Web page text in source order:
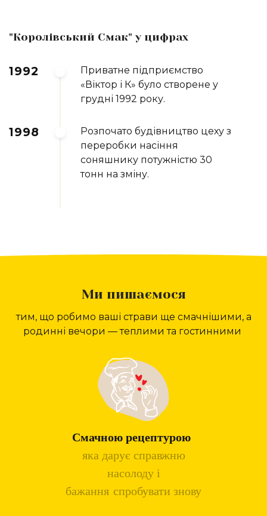
"Королівський Cмак" у цифрах
1992
Приватне підприємство
«Віктор і К» було створене у
грудні 1992 року.
1998
Розпочато будівництво цеху з
переробки насіння
соняшнику потужністю 30
тонн на зміну.
Ми пишаємося
тим, що робимо ваші страви ще смачнішими, а
родинні вечори — теплими та гостинними
Смачною рецептурою
яка дарує справжню
насолоду і
бажання спробувати знову